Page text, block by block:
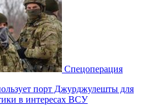
Спецоперация
порт Джурджулешты для
в интересах ВСУ